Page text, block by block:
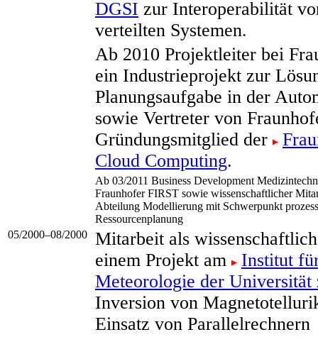
DGSI zur Interoperabilität
verteilten Systemen.
Ab 2010 Projektleiter bei
ein Industrieprojekt zur
Planungsaufgabe in der
sowie Vertreter von
Gründungsmitglied der
Cloud Computing.
Ab 03/2011 Business Development
Fraunhofer FIRST sowie wissenschaftlicher
Abteilung Modellierung mit Schwerpunkt
Ressourcenplanung
05/2000–08/2000
Mitarbeit als
einem Projekt am
Institut
Meteorologie der
Inversion von
Einsatz von Parallelrechnern